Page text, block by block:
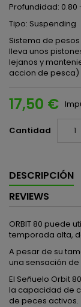
Profundidad: 0.80
Tipo: Suspending
Sistema de
lleva unos
lejanos y
accion de pesca)
17,50 €
Cantidad
DESCRIPCIÓN
REVIEWS
ORBIT 80 puede
temporada alta,
A pesar de su
una sensación
El Señuelo Orbit
la capacidad de
de peces activos.